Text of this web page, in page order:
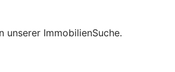
unserer ImmobilienSuche.